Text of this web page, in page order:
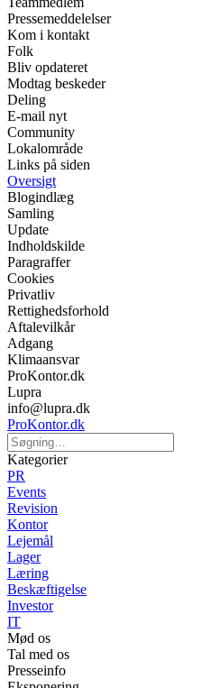
Pressemeddelelser
Kom i kontakt
Folk
Bliv opdateret
Modtag beskeder
Deling
E-mail nyt
Community
Lokalområde
Links på siden
Oversigt
Blogindlæg
Samling
Update
Indholdskilde
Paragraffer
Cookies
Privatliv
Rettighedsforhold
Aftalevilkår
Adgang
Klimaansvar
ProKontor.dk
Lupra
info@lupra.dk
ProKontor.dk
Kategorier
PR
Events
Revision
Kontor
Lejemål
Lager
Læring
Beskæftigelse
Investor
IT
Mød os
Tal med os
Presseinfo